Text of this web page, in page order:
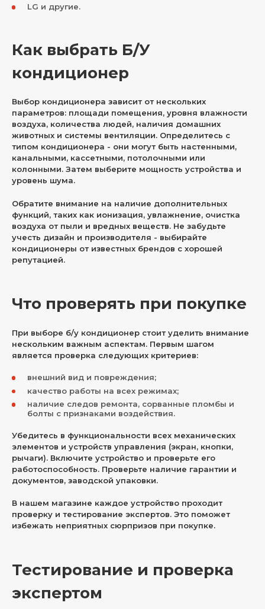
LG и другие.
Как выбрать Б/У
кондиционер
Выбор кондиционера зависит от нескольких
параметров: площади помещения, уровня влажности
воздуха, количества людей, наличия домашних
животных и системы вентиляции. Определитесь с
типом кондиционера - они могут быть настенными,
канальными, кассетными, потолочными или
колонными. Затем выберите мощность устройства и
уровень шума.
Обратите внимание на наличие дополнительных
функций, таких как ионизация, увлажнение, очистка
воздуха от пыли и вредных веществ. Не забудьте
учесть дизайн и производителя - выбирайте
кондиционеры от известных брендов с хорошей
репутацией.
Что проверять при покупке
При выборе б/у кондиционер стоит уделить внимание
нескольким важным аспектам. Первым шагом
является проверка следующих критериев:
внешний вид и повреждения;
качество работы на всех режимах;
наличие следов ремонта, сорванные пломбы и
болты с признаками воздействия.
Убедитесь в функциональности всех механических
элементов и устройств управления (экран, кнопки,
рычаги). Включите устройство и проверьте его
работоспособность. Проверьте наличие гарантии и
документов, заводской упаковки.
В нашем магазине каждое устройство проходит
проверку и тестирование экспертов. Это поможет
избежать неприятных сюрпризов при покупке.
Тестирование и проверка
экспертом